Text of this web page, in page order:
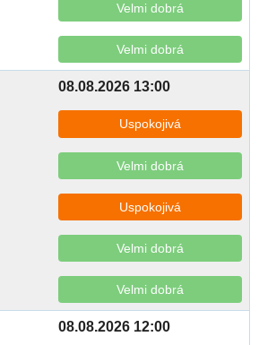
Velmi dobrá
Velmi dobrá
08.08.2026 13:00
Uspokojivá
Velmi dobrá
Uspokojivá
Velmi dobrá
Velmi dobrá
08.08.2026 12:00